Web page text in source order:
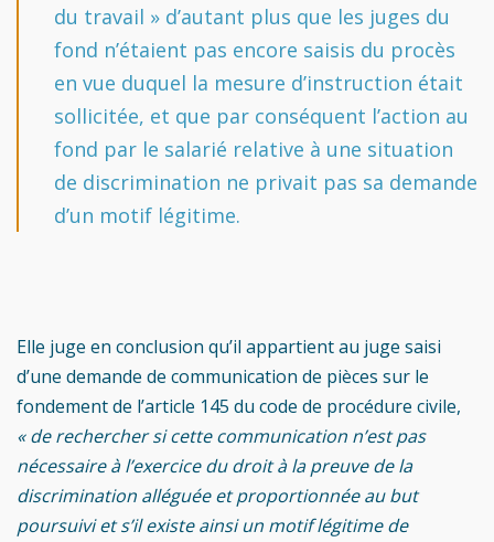
du travail » d’autant plus que les juges du
fond n’étaient pas encore saisis du procès
en vue duquel la mesure d’instruction était
sollicitée, et que par conséquent l’action au
fond par le salarié relative à une situation
de discrimination ne privait pas sa demande
d’un motif légitime.
Elle juge en conclusion qu’il appartient au juge saisi
d’une demande de communication de pièces sur le
fondement de l’article 145 du code de procédure civile,
« de rechercher si cette communication n’est pas
nécessaire à l’exercice du droit à la preuve de la
discrimination alléguée et proportionnée au but
poursuivi et s’il existe ainsi un motif légitime de